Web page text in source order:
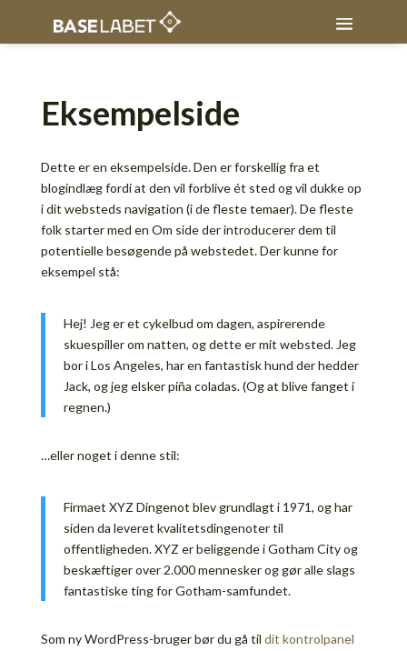
Eksempelside
Dette er en eksempelside. Den er forskellig fra et
blogindlæg fordi at den vil forblive ét sted og vil dukke op
i dit websteds navigation (i de fleste temaer). De fleste
folk starter med en Om side der introducerer dem til
potentielle besøgende på webstedet. Der kunne for
eksempel stå:
Hej! Jeg er et cykelbud om dagen, aspirerende
skuespiller om natten, og dette er mit websted. Jeg
bor i Los Angeles, har en fantastisk hund der hedder
Jack, og jeg elsker piña coladas. (Og at blive fanget i
regnen.)
…eller noget i denne stil:
Firmaet XYZ Dingenot blev grundlagt i 1971, og har
siden da leveret kvalitetsdingenoter til
offentligheden. XYZ er beliggende i Gotham City og
beskæftiger over 2.000 mennesker og gør alle slags
fantastiske ting for Gotham-samfundet.
Som ny WordPress-bruger bør du gå til dit kontrolpanel